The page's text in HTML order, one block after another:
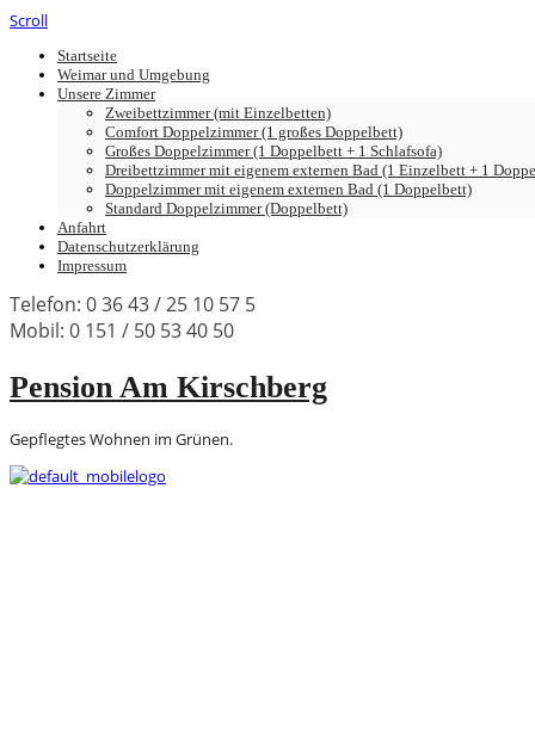
Scroll
Startseite
Weimar und Umgebung
Unsere Zimmer
Zweibettzimmer (mit Einzelbetten)
Comfort Doppelzimmer (1 großes Doppelbett)
Großes Doppelzimmer (1 Doppelbett + 1 Schlafsofa)
Dreibettzimmer mit eigenem externen Bad (1 Einzelbett + 1
Doppelzimmer mit eigenem externen Bad (1 Doppelbett)
Standard Doppelzimmer (Doppelbett)
Anfahrt
Datenschutzerklärung
Impressum
Telefon: 0 36 43 / 25 10 57 5
Mobil: 0 151 / 50 53 40 50
Pension Am Kirschberg
Gepflegtes Wohnen im Grünen.